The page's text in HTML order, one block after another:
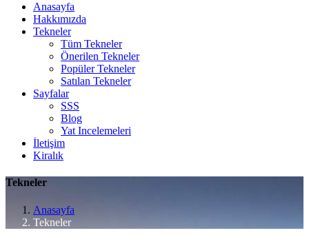
Anasayfa
Hakkımızda
Tekneler
Tüm Tekneler
Önerilen Tekneler
Popüler Tekneler
Satılan Tekneler
Sayfalar
SSS
Blog
Yat Incelemeleri
İletişim
Kiralık
Tekneler
Anasayfa
Tekneler